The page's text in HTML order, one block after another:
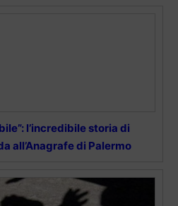
l’incredibile storia di
all’Anagrafe di Palermo